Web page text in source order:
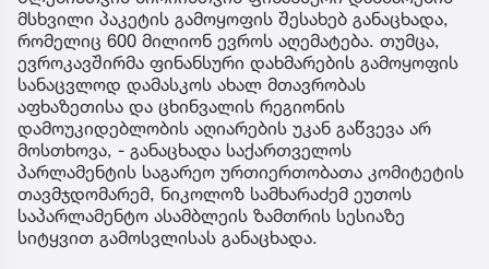
მსხვილი პაკეტის გამოყოფის შესახებ განაცხადა,
რომელიც 600 მილიონ ევროს აღემატება. თუმცა,
ევროკავშირმა ფინანსური დახმარების გამოყოფის
სანაცვლოდ დამასკოს ახალ მთავრობას
აფხაზეთისა და ცხინვალის რეგიონის
დამოუკიდებლობის აღიარების უკან გაწვევა არ
მოსთხოვა, - განაცხადა საქართველოს
პარლამენტის საგარეო ურთიერთობათა კომიტეტის
თავმჯდომარემ, ნიკოლოზ სამხარაძემ ეუთოს
საპარლამენტო ასამბლეის ზამთრის სესიაზე
სიტყვით გამოსვლისას განაცხადა.